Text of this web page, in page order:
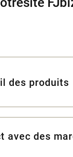
des produits
avec des